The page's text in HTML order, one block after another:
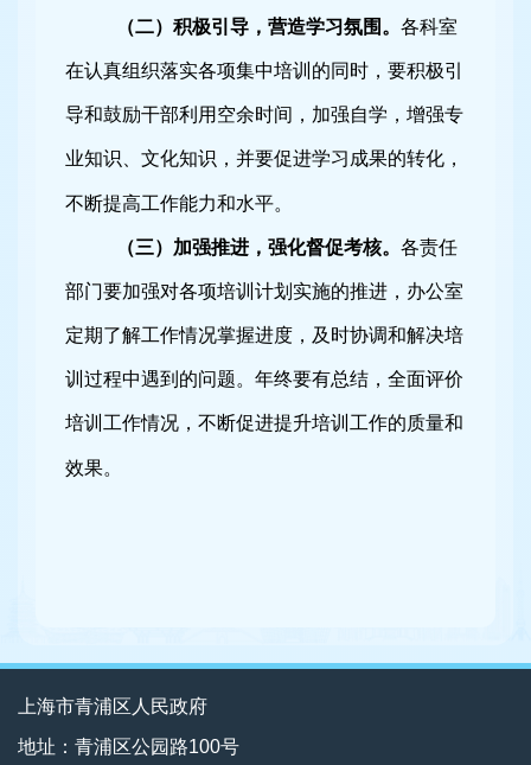
（二）积极引导，营造学习氛围。 各科室
在认真组织落实各项集中培训的同时，要积极引
导和鼓励干部利用空余时间，加强自学，增强专
业知识、文化知识，并要促进学习成果的转化，
不断提高工作能力和水平。
（三）加强推进，强化督促考核。 各责任
部门要加强对各项培训计划实施的推进，办公室
定期了解工作情况掌握进度，及时协调和解决培
训过程中遇到的问题。年终要有总结，全面评价
培训工作情况，不断促进提升培训工作的质量和
效果。
上海市青浦区人民政府
地址：青浦区公园路100号